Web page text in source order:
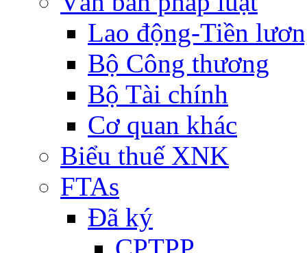
Lao động-Tiền
Bộ Công thương
Bộ Tài chính
Cơ quan khác
Biểu thuế XNK
FTAs
Đã ký